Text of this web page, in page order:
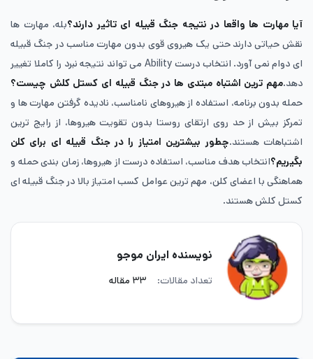
آیا مهارت ها واقعا در نتیجه جنگ قبیله ای تاثیر دارند؟بله، مهارت‌ ها
نقش حیاتی دارند حتی یک هیروی قوی بدون مهارت مناسب در جنگ قبیله
ای دوام نمی آورد. انتخاب درست Ability می تواند نتیجه نبرد را کاملا تغییر
دهد.مهم ترین اشتباه مبتدی ها در جنگ قبیله‌ ای کستل کلش چیست؟
حمله بدون برنامه، استفاده از هیروهای نامناسب، نادیده گرفتن مهارت ها و
تمرکز بیش از حد روی ارتقای روستا بدون تقویت هیروها، از رایج ترین
اشتباهات هستند.چطور بیشترین امتیاز را در جنگ قبیله ای برای کلن
بگیریم؟انتخاب هدف مناسب، استفاده درست از هیروها، زمان بندی حمله و
هماهنگی با اعضای کلن، مهم ترین عوامل کسب امتیاز بالا در جنگ قبیله‌ ای
کستل کلش هستند.
نویسنده ایران موجو
تعداد مقالات: ۳۳ مقاله